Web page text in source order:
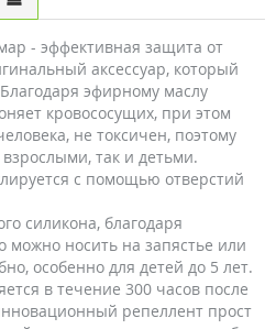
- эффективная защита от
аксессуар, который
эфирному маслу
кровососущих, при этом
не токсичен, поэтому
так и детьми.
с помощью отверстий
силикона, благодаря
можно носить на запястье или
особенно для детей до 5 лет.
в течение 300 часов после
репеллент прост